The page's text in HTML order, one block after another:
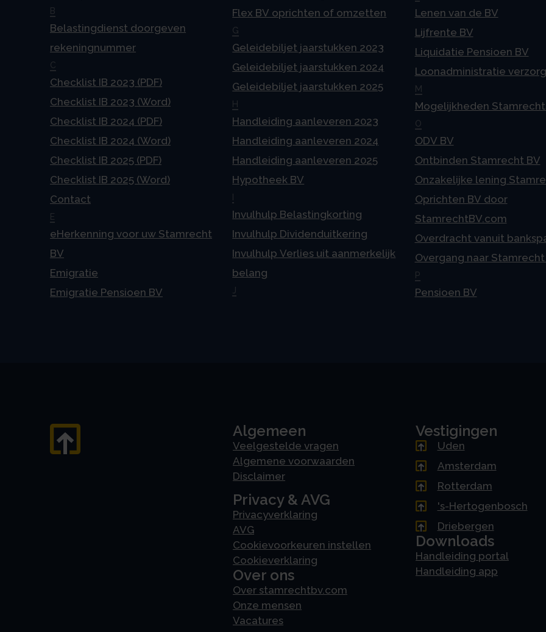
B
Belastingdienst doorgeven
rekeningnummer
C
Checklist IB 2023 (PDF)
Checklist IB 2023 (Word)
Checklist IB 2024 (PDF)
Checklist IB 2024 (Word)
Checklist IB 2025 (PDF)
Checklist IB 2025 (Word)
Contact
E
eHerkenning voor uw Stamrecht
BV
Emigratie
Emigratie Pensioen BV
Flex BV oprichten of omzetten
G
Geleidebiljet jaarstukken 2023
Geleidebiljet jaarstukken 2024
Geleidebiljet jaarstukken 2025
H
Handleiding aanleveren 2023
Handleiding aanleveren 2024
Handleiding aanleveren 2025
Hypotheek BV
Invulhulp Belastingkorting
Invulhulp Dividenduitkering
Invulhulp Verlies uit aanmerkelijk
belang
Lenen van de BV
Lijfrente BV
Liquidatie Pensioen BV
Loonadministratie
M
Mogelijkheden Stamrecht
O
ODV BV
Ontbinden Stamrecht BV
Onzakelijke lening
Oprichten BV door
StamrechtBV.com
Overdracht vanuit
Overgang naar Stamrecht
P
Pensioen BV
Algemeen
Veelgestelde vragen
Algemene voorwaarden
Disclaimer
Privacy & AVG
Privacyverklaring
AVG
Cookievoorkeuren instellen
Cookieverklaring
Over ons
Over stamrechtbv.com
Onze mensen
Vacatures
Vestigingen
Uden
Amsterdam
Rotterdam
's-Hertogenbosch
Driebergen
Downloads
Handleiding portal
Handleiding app